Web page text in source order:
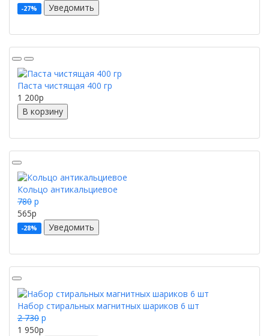
-27% Уведомить
Паста чистящая 400 гр
1 200p
В корзину
Кольцо антикальциевое
780 p
565p
-28% Уведомить
Набор стиральных магнитных шариков 6 шт
2 730 p
1 950p